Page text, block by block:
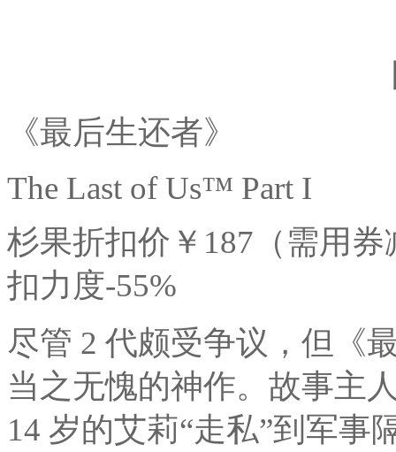
《最后生还者》
The Last of Us™ Part I
杉果折扣价￥187（需用券
扣力度-55%
尽管 2 代颇受争议，但《
当之无愧的神作。故事主
14 岁的艾莉“走私”到军事